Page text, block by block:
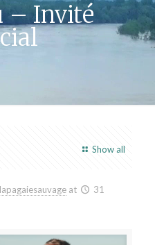
– Invité
Show all
lapagaiesauvage at
31